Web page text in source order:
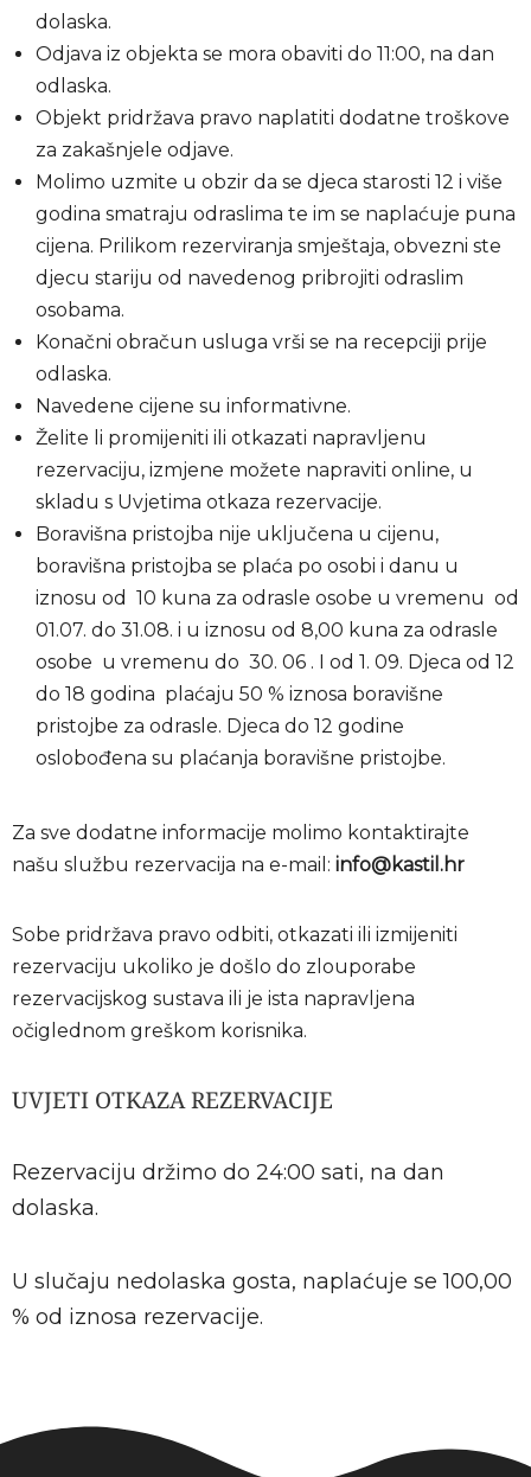
dolaska.
Odjava iz objekta se mora obaviti do 11:00, na dan
odlaska.
Objekt pridržava pravo naplatiti dodatne troškove
za zakašnjele odjave.
Molimo uzmite u obzir da se djeca starosti 12 i više
godina smatraju odraslima te im se naplaćuje puna
cijena. Prilikom rezerviranja smještaja, obvezni ste
djecu stariju od navedenog pribrojiti odraslim
osobama.
Konačni obračun usluga vrši se na recepciji prije
odlaska.
Navedene cijene su informativne.
Želite li promijeniti ili otkazati napravljenu
rezervaciju, izmjene možete napraviti online, u
skladu s Uvjetima otkaza rezervacije.
Boravišna pristojba nije uključena u cijenu,
boravišna pristojba se plaća po osobi i danu u
iznosu od 10 kuna za odrasle osobe u vremenu od
01.07. do 31.08. i u iznosu od 8,00 kuna za odrasle
osobe u vremenu do 30. 06 . I od 1. 09. Djeca od 12
do 18 godina plaćaju 50 % iznosa boravišne
pristojbe za odrasle. Djeca do 12 godine
oslobođena su plaćanja boravišne pristojbe.
Za sve dodatne informacije molimo kontaktirajte
našu službu rezervacija na e-mail: info@kastil.hr
Sobe pridržava pravo odbiti, otkazati ili izmijeniti
rezervaciju ukoliko je došlo do zlouporabe
rezervacijskog sustava ili je ista napravljena
očiglednom greškom korisnika.
UVJETI OTKAZA REZERVACIJE​
Rezervaciju držimo do 24:00 sati, na dan
dolaska.
U slučaju nedolaska gosta, naplaćuje se 100,00
% od iznosa rezervacije.